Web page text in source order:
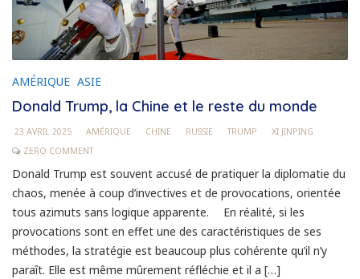
AMÉRIQUE ASIE
Donald Trump, la Chine et le reste du monde
23 AVRIL 2025 AMÉRIQUE CHINE RUSSIE TRUMP
XI JINPING
ZERO COMMENT
Donald Trump est souvent accusé de pratiquer la diplomatie du
chaos, menée à coup d’invectives et de provocations, orientée
tous azimuts sans logique apparente. En réalité, si les
provocations sont en effet une des caractéristiques de ses
méthodes, la stratégie est beaucoup plus cohérente qu’il n’y
paraît. Elle est même mûrement réfléchie et il a […]